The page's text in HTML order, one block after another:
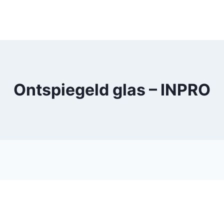
Ontspiegeld glas – INPRO